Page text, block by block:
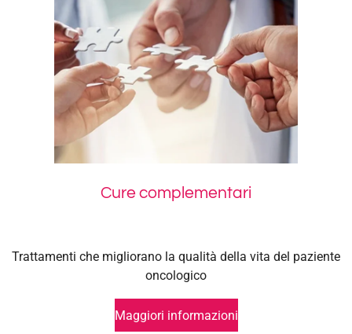
Cure complementari
Trattamenti che migliorano la qualità della vita del paziente
oncologico
Maggiori informazioni